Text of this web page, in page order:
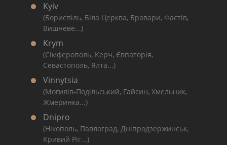
Kyiv
(Бориспіль, Біла Церква, Бровари, Фастів,
Вишневе...)
Krym
(Сімферополь, Керч, Євпаторія,
Севастополь, Ялта...)
Vinnytsia
(Могилів-Подільський, Гайсин, Хмельник,
Жмеринка...)
Dnipro
(Нікополь, Павлоград, Дніпродзержинськ,
Кривий Ріг...)